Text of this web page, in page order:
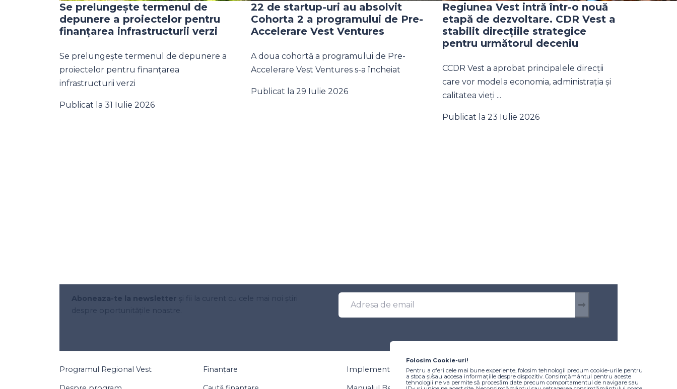
Se prelungește termenul de
depunere a proiectelor pentru
finanțarea infrastructurii verzi
Se prelungește termenul de depunere a
proiectelor pentru finanțarea
infrastructurii verzi
Publicat la 31 Iulie 2026
22 de startup-uri au absolvit
Cohorta 2 a programului de Pre-
Accelerare Vest Ventures
A doua cohortă a programului de Pre-
Accelerare Vest Ventures s-a încheiat
Publicat la 29 Iulie 2026
Regiunea Vest intră într-o nouă
etapă de dezvoltare. CDR Vest a
stabilit direcțiile strategice
pentru următorul deceniu
CCDR Vest a aprobat principalele direcții
care vor modela economia, administrația și
calitatea vieți ...
Publicat la 23 Iulie 2026
Aboneaza-te la newsletter și fii la curent cu cele mai noi știri
despre oportunitățile noastre.
Programul Regional Vest Finanțare Implementare Informare și comunicare
Folosim Cookie-uri!
Pentru a oferi cele mai bune experiențe, folosim tehnologii precum cookie-urile pentru
a stoca și/sau accesa informațiile despre dispozitiv. Consimțământul pentru aceste
tehnologii ne va permite să procesăm date precum comportamentul de navigare sau